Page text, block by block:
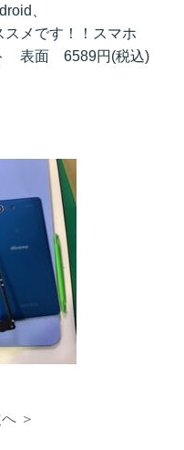
、
スメです！！スマホ
表面 6589円(税込)
＞